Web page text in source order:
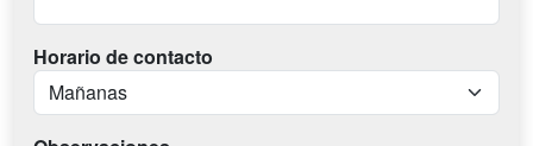
Horario de contacto